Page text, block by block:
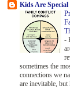
Kids Are Special
-
sometimes the
connections we
are inevitable, but